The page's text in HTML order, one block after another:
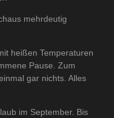
mehrdeutig
heißen Temperaturen
Pause. Zum
gar nichts. Alles
im September. Bis